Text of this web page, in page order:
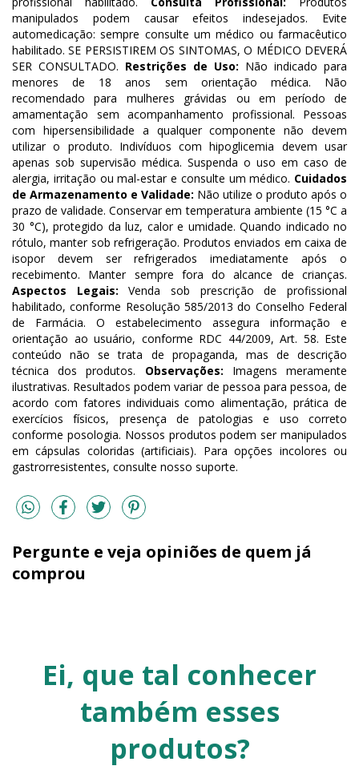
manipulados podem causar efeitos indesejados. Evite
automedicação: sempre consulte um médico ou farmacêutico
habilitado. SE PERSISTIREM OS SINTOMAS, O MÉDICO DEVERÁ
SER CONSULTADO. Restrições de Uso: Não indicado para
menores de 18 anos sem orientação médica. Não
recomendado para mulheres grávidas ou em período de
amamentação sem acompanhamento profissional. Pessoas
com hipersensibilidade a qualquer componente não devem
utilizar o produto. Indivíduos com hipoglicemia devem usar
apenas sob supervisão médica. Suspenda o uso em caso de
alergia, irritação ou mal-estar e consulte um médico. Cuidados
de Armazenamento e Validade: Não utilize o produto após o
prazo de validade. Conservar em temperatura ambiente (15 °C a
30 °C), protegido da luz, calor e umidade. Quando indicado no
rótulo, manter sob refrigeração. Produtos enviados em caixa de
isopor devem ser refrigerados imediatamente após o
recebimento. Manter sempre fora do alcance de crianças.
Aspectos Legais: Venda sob prescrição de profissional
habilitado, conforme Resolução 585/2013 do Conselho Federal
de Farmácia. O estabelecimento assegura informação e
orientação ao usuário, conforme RDC 44/2009, Art. 58. Este
conteúdo não se trata de propaganda, mas de descrição
técnica dos produtos. Observações: Imagens meramente
ilustrativas. Resultados podem variar de pessoa para pessoa, de
acordo com fatores individuais como alimentação, prática de
exercícios físicos, presença de patologias e uso correto
conforme posologia. Nossos produtos podem ser manipulados
em cápsulas coloridas (artificiais). Para opções incolores ou
gastrorresistentes, consulte nosso suporte.
Pergunte e veja opiniões de quem já
comprou
Ei, que tal conhecer
também esses
produtos?